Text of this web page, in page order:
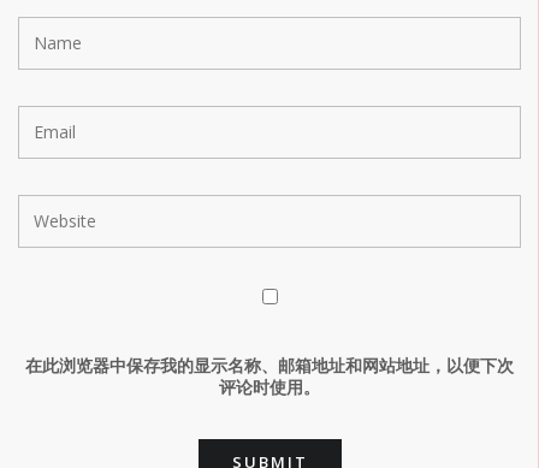
在此浏览器中保存我的显示名称、邮箱地址和网站地址，以便下次
评论时使用。